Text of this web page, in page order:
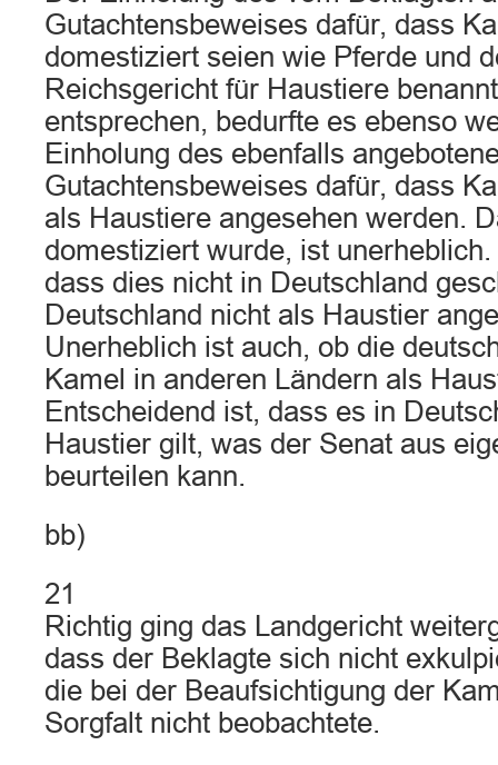
Gutachtensbeweises dafür, dass
domestiziert seien wie Pferde und
Reichsgericht für Haustiere
entsprechen, bedurfte es ebenso
Einholung des ebenfalls
Gutachtensbeweises dafür, dass
als Haustiere angesehen werden.
domestiziert wurde, ist
dass dies nicht in Deutschland
Deutschland nicht als Haustier
Unerheblich ist auch, ob die
Kamel in anderen Ländern als
Entscheidend ist, dass es in
Haustier gilt, was der Senat aus
beurteilen kann.
bb)
21
Richtig ging das Landgericht
dass der Beklagte sich nicht
die bei der Beaufsichtigung der
Sorgfalt nicht beobachtete.